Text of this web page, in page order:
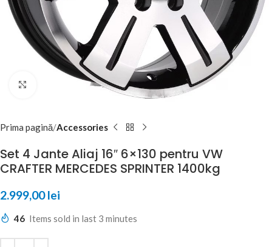
Click to enlarge
Prima pagină Accessories
Set 4 Jante Aliaj 16″ 6×130 pentru VW
CRAFTER MERCEDES SPRINTER 1400kg
2.999,00lei
46 Items sold in last 3 minutes